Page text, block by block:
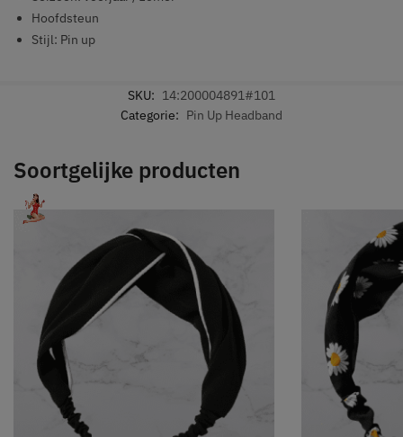
Hoofdsteun
Stijl: Pin up
SKU: 14:200004891#101
Categorie: Pin Up Headband
Soortgelijke producten